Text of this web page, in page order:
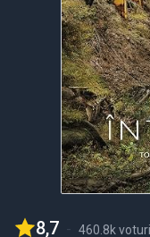
8,7 - 460.8k voturi